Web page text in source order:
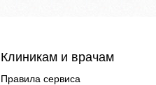
Клиникам и врачам
Правила сервиса